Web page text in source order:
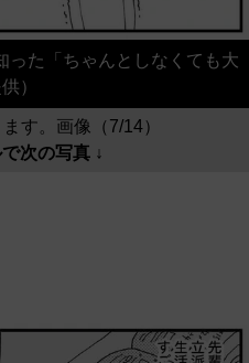
った「ちゃんとしなくても大
）
す。画像（7/14）
次の写真 ↓